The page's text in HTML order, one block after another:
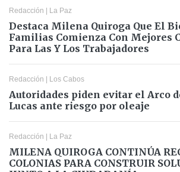
Redacción | La Paz
Destaca Milena Quiroga Que El
Familias Comienza Con Mejores
Para Las Y Los Trabajadores
Redacción | Los Cabos
Autoridades piden evitar el Arco
Lucas ante riesgo por oleaje
Redacción | La Paz
MILENA QUIROGA CONTINÚA
COLONIAS PARA CONSTRUIR